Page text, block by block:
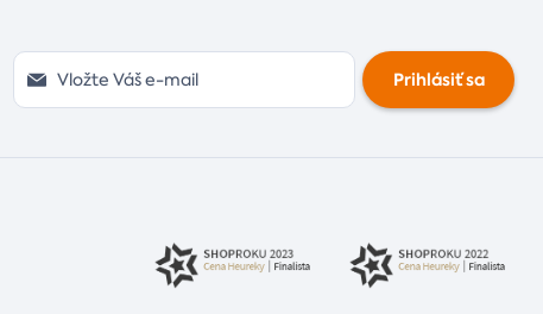
Prihlásiť sa